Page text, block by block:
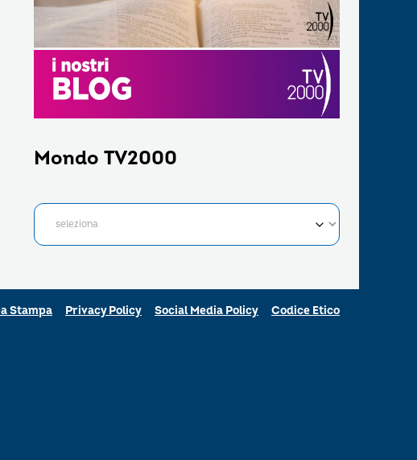
Mondo TV2000
Stampa Privacy Policy Social Media Policy Codice Etico